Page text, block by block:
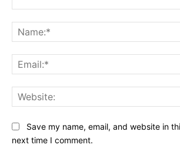
Save my name, email, and website in
next time I comment.